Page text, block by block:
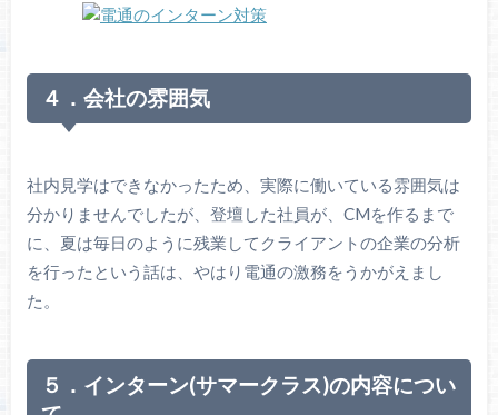
４．会社の雰囲気
社内見学はできなかったため、実際に働いている雰囲気は
分かりませんでしたが、登壇した社員が、CMを作るまで
に、夏は毎日のように残業してクライアントの企業の分析
を行ったという話は、やはり電通の激務をうかがえまし
た。
５．インターン(サマークラス)の内容につい